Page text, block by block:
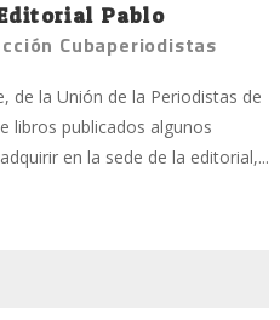
Pablo
Cubaperiodistas
de la Unión de la Periodistas de
libros publicados algunos
en la sede de la editorial,...